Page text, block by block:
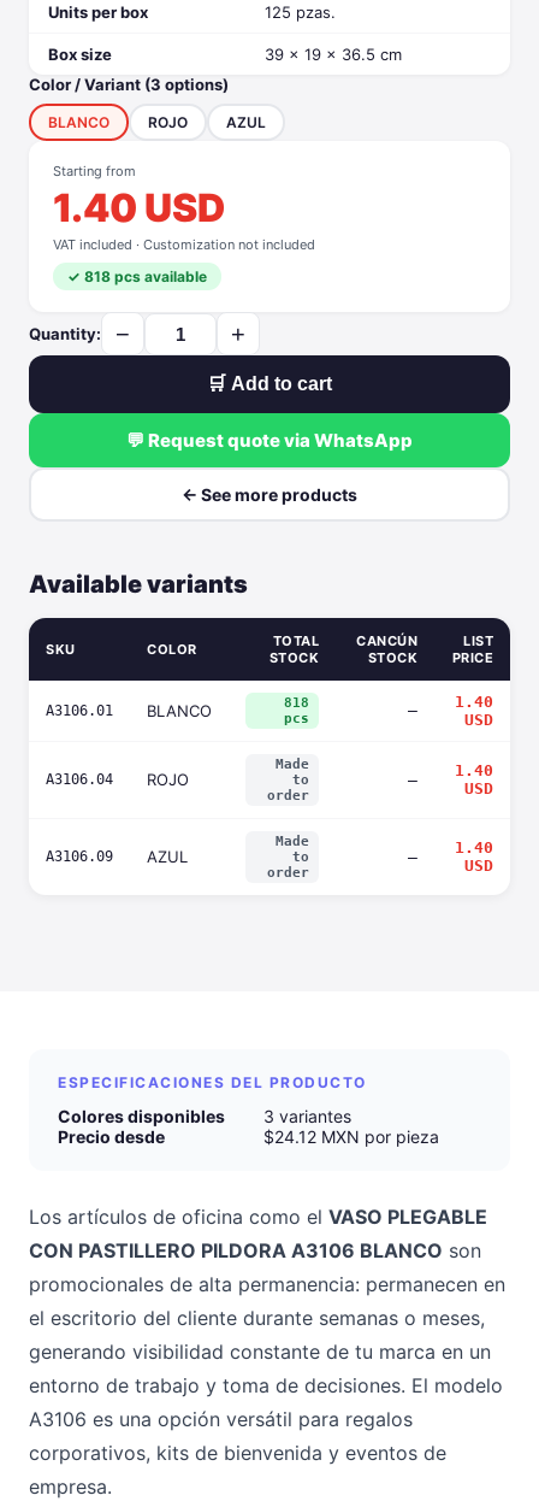
Units per box 125 pzas.
Box size
39 x 19 x 36.5 cm
Color / Variant (3 options)
BLANCO ROJO AZUL
Starting from
1.40 USD
VAT included · Customization not included
✓ 818 pcs available
Quantity: − +
🛒 Add to cart
💬 Request quote via WhatsApp
← See more products
Available variants
SKU COLOR
TOTAL
STOCK
CANCÚN
STOCK
LIST
PRICE
A3106.01 BLANCO
818
pcs
—
1.40
USD
A3106.04 ROJO
Made
to
order
—
1.40
USD
A3106.09 AZUL
Made
to
order
—
1.40
USD
ESPECIFICACIONES DEL PRODUCTO
Colores disponibles
3 variantes
Precio desde
$24.12 MXN por pieza
Los artículos de oficina como el VASO PLEGABLE
CON PASTILLERO PILDORA A3106 BLANCO son
promocionales de alta permanencia: permanecen en
el escritorio del cliente durante semanas o meses,
generando visibilidad constante de tu marca en un
entorno de trabajo y toma de decisiones. El modelo
A3106 es una opción versátil para regalos
corporativos, kits de bienvenida y eventos de
empresa.